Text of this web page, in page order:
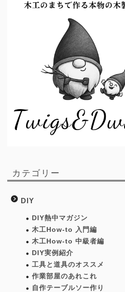
カテゴリー
DIY
DIY熱中マガジン
木工How-to 入門編
木工How-to 中級者編
DIY実例紹介
工具と道具のオススメ
作業部屋のあれこれ
自作テーブルソー作り